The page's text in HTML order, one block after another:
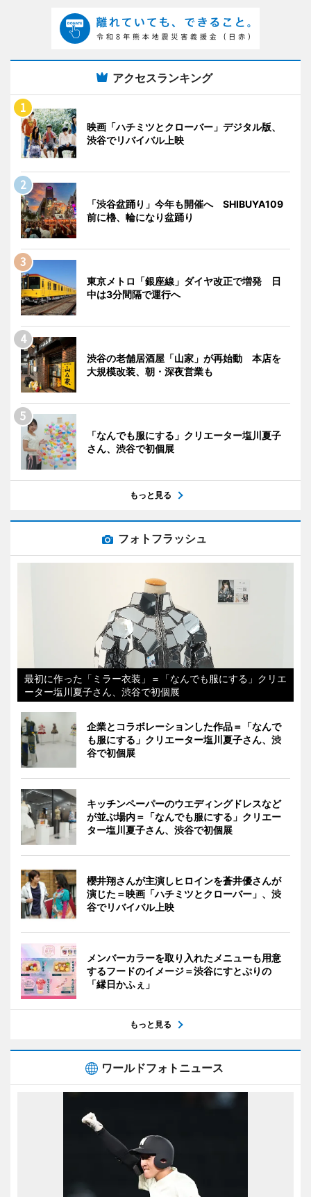
アクセスランキング
映画「ハチミツとクローバー」デジタル版、
渋谷でリバイバル上映
「渋谷盆踊り」今年も開催へ SHIBUYA109
前に櫓、輪になり盆踊り
東京メトロ「銀座線」ダイヤ改正で増発 日
中は3分間隔で運行へ
渋谷の老舗居酒屋「山家」が再始動 本店を
大規模改装、朝・深夜営業も
「なんでも服にする」クリエーター塩川夏子
さん、渋谷で初個展
もっと見る
フォトフラッシュ
最初に作った「ミラー衣装」＝「なんでも服にする」クリエ
ーター塩川夏子さん、渋谷で初個展
企業とコラボレーションした作品＝「なんで
も服にする」クリエーター塩川夏子さん、渋
谷で初個展
キッチンペーパーのウエディングドレスなど
が並ぶ場内＝「なんでも服にする」クリエー
ター塩川夏子さん、渋谷で初個展
櫻井翔さんが主演しヒロインを蒼井優さんが
演じた＝映画「ハチミツとクローバー」、渋
谷でリバイバル上映
メンバーカラーを取り入れたメニューも用意
するフードのイメージ＝渋谷にすとぷりの
「縁日かふぇ」
もっと見る
ワールドフォトニュース